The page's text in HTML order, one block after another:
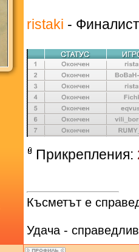
ristaki -
Прикрепления:
Късметът е
Удача -